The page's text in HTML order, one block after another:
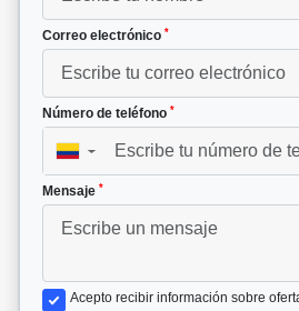
Correo electrónico *
Número de teléfono *
▼
Mensaje *
Acepto recibir información sobre